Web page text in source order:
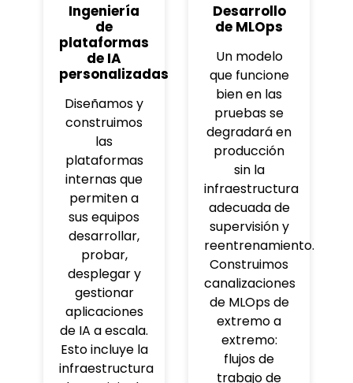
Ingeniería
de
plataformas
de IA
personalizadas
Diseñamos y
construimos
las
plataformas
internas que
permiten a
sus equipos
desarrollar,
probar,
desplegar y
gestionar
aplicaciones
de IA a escala.
Esto incluye la
infraestructura
Desarrollo
de MLOps
Un modelo
que funcione
bien en las
pruebas se
degradará en
producción
sin la
infraestructura
adecuada de
supervisión y
reentrenamiento.
Construimos
canalizaciones
de MLOps de
extremo a
extremo:
flujos de
trabajo de